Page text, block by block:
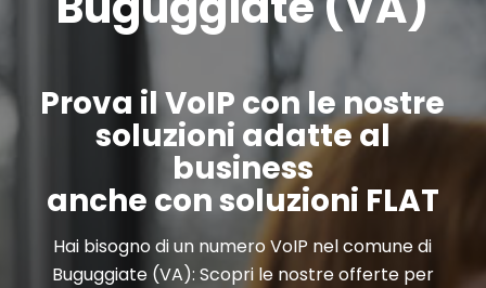
Prova il VoIP con le nostre
soluzioni adatte al
business
anche con soluzioni FLAT
Hai bisogno di un numero VoIP nel comune di
Buguggiate (VA): Scopri le nostre offerte per